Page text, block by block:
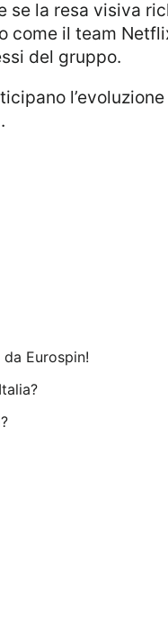
la resa visiva
come il team
del gruppo.